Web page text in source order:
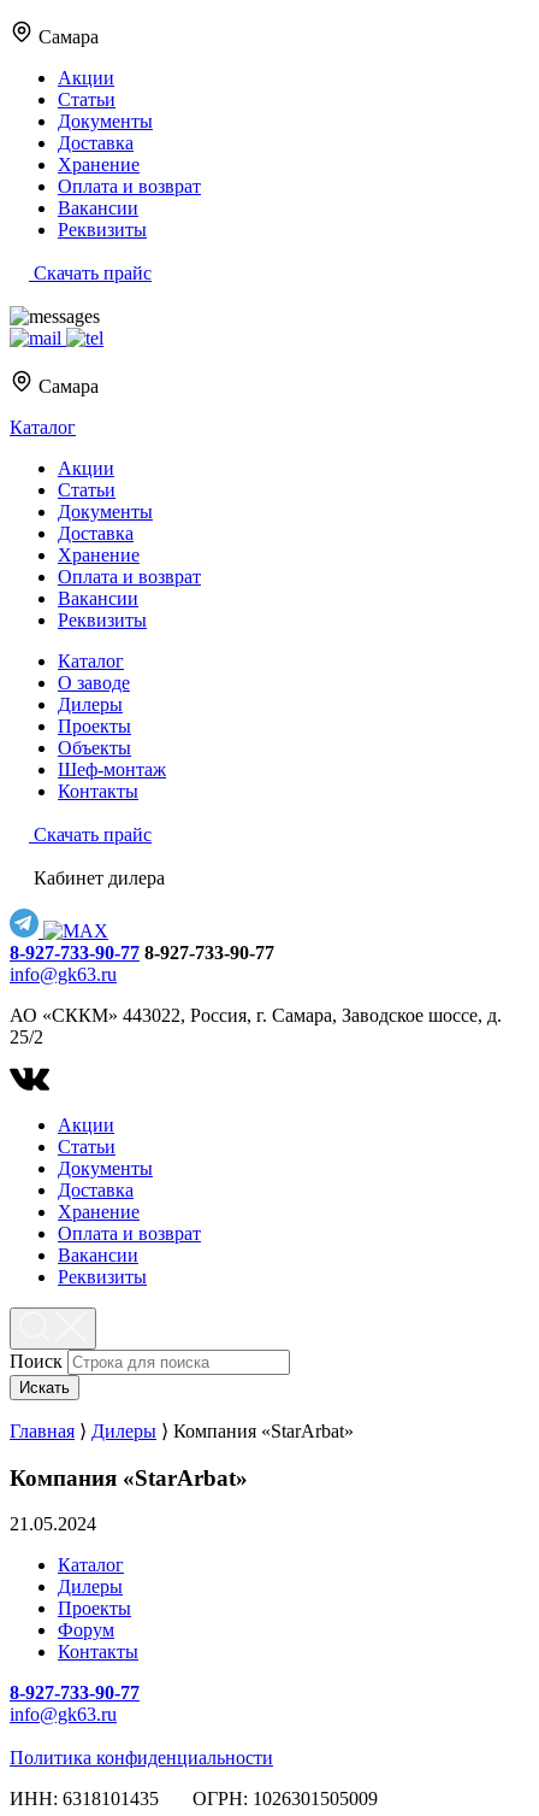
Самара
Акции
Статьи
Документы
Доставка
Хранение
Оплата и возврат
Вакансии
Реквизиты
Скачать прайс
Самара
Каталог
Акции
Статьи
Документы
Доставка
Хранение
Оплата и возврат
Вакансии
Реквизиты
Каталог
О заводе
Дилеры
Проекты
Объекты
Шеф-монтаж
Контакты
Скачать прайс
Кабинет дилера
8-927-733-90-77 8-927-733-90-77
info@gk63.ru
АО «СККМ» 443022, Россия, г. Самара, Заводское шоссе, д.
25/2
Акции
Статьи
Документы
Доставка
Хранение
Оплата и возврат
Вакансии
Реквизиты
Поиск
Искать
Главная ⟩ Дилеры ⟩ Компания «StarArbat»
Компания «StarArbat»
21.05.2024
Каталог
Дилеры
Проекты
Форум
Контакты
8-927-733-90-77
info@gk63.ru
Политика конфиденциальности
ИНН: 6318101435 ОГРН: 1026301505009